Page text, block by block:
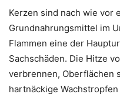
Kerzen sind nach wie vor
Grundnahrungsmittel im
Flammen eine der
Sachschäden. Die Hitze
verbrennen, Oberflächen
hartnäckige